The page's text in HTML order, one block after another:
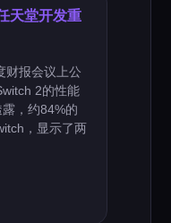
天堂开发重
财报会议上公
2的性能
，约84%的
，显示了两